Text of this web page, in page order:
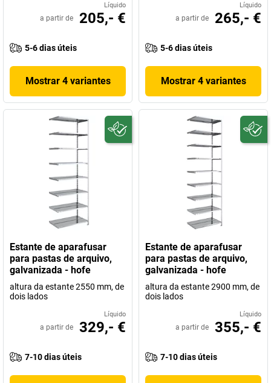
Líquido
a partir de 205,- €
5-6 dias úteis
Mostrar 4 variantes
Líquido
a partir de 265,- €
5-6 dias úteis
Mostrar 4 variantes
Estante de aparafusar
para pastas de arquivo,
galvanizada - hofe
altura da estante 2550 mm, de
dois lados
Líquido
a partir de 329,- €
7-10 dias úteis
Estante de aparafusar
para pastas de arquivo,
galvanizada - hofe
altura da estante 2900 mm, de
dois lados
Líquido
a partir de 355,- €
7-10 dias úteis